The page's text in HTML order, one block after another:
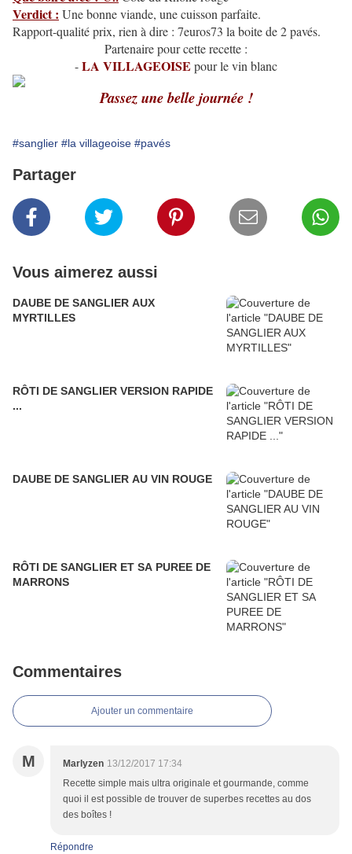
Verdict : Une bonne viande, une cuisson parfaite.
Rapport-qualité prix, rien à dire : 7euros73 la boite de 2 pavés.
Partenaire pour cette recette :
-LA VILLAGEOISE pour le vin blanc
Passez une belle journée !
#sanglier #la villageoise #pavés
Partager
Vous aimerez aussi
DAUBE DE SANGLIER AUX
MYRTILLES
RÔTI DE SANGLIER VERSION RAPIDE
...
DAUBE DE SANGLIER AU VIN ROUGE
RÔTI DE SANGLIER ET SA PUREE DE
MARRONS
Commentaires
Ajouter un commentaire
M Marlyzen 13/12/2017 17:34
Recette simple mais ultra originale et gourmande, comme
quoi il est possible de trouver de superbes recettes au dos
des boîtes !
Répondre